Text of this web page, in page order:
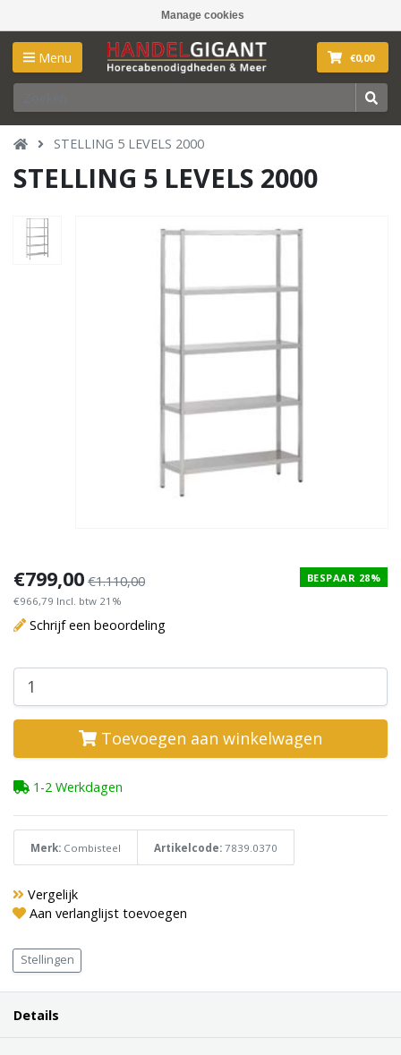
Manage cookies
Menu €0,00
STELLING 5 LEVELS 2000
STELLING 5 LEVELS 2000
€799,00 €1.110,00
€966,79 Incl. btw 21%
BESPAAR 28%
Schrijf een beoordeling
Toevoegen aan winkelwagen
1-2 Werkdagen
Merk: Combisteel Artikelcode: 7839.0370
Vergelijk
Aan verlanglijst toevoegen
Stellingen
Details